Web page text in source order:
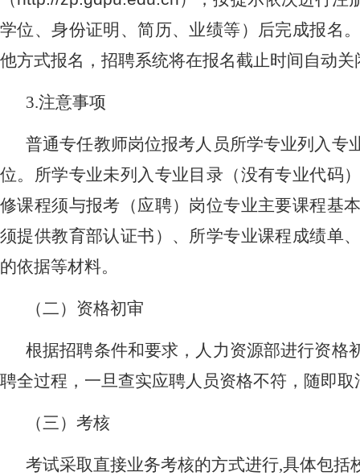
学位、身份证明、简历、业绩等）后完成报名
他方式报名，招聘系统将在报名截止时间自动关
3.注意事项
普通专任教师岗位报考人员所学专业列入专
位。所学专业未列入专业目录（没有专业代码
修课程须与报考（应聘）岗位专业主要课程基
须提供教育部认证书）、所学专业课程成绩单
的依据等材料。
（二）资格初审
根据招聘条件和要求，人力资源部进行资格
聘全过程，一旦查实应聘人员资格不符，随即取
（三）考核
考试采取直接业务考核的方式进行,具体包括